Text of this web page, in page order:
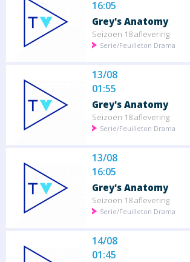
16:05
Grey's Anatomy
Seizoen 18 aflevering
Serie/Feuilleton Drama
13/08
01:55
Grey's Anatomy
Seizoen 18 aflevering
Serie/Feuilleton Drama
13/08
16:05
Grey's Anatomy
Seizoen 18 aflevering
Serie/Feuilleton Drama
14/08
01:45